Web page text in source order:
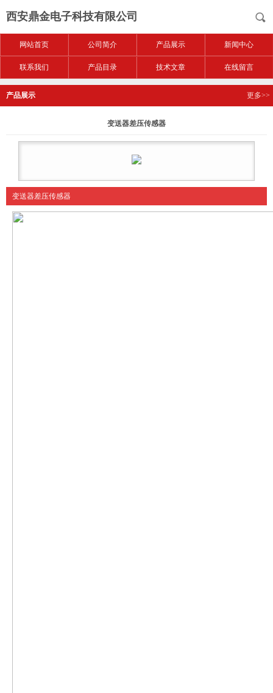
西安鼎金电子科技有限公司
网站首页 公司简介 产品展示 新闻中心
联系我们 产品目录 技术文章 在线留言
产品展示 更多>>
变送器差压传感器
变送器差压传感器